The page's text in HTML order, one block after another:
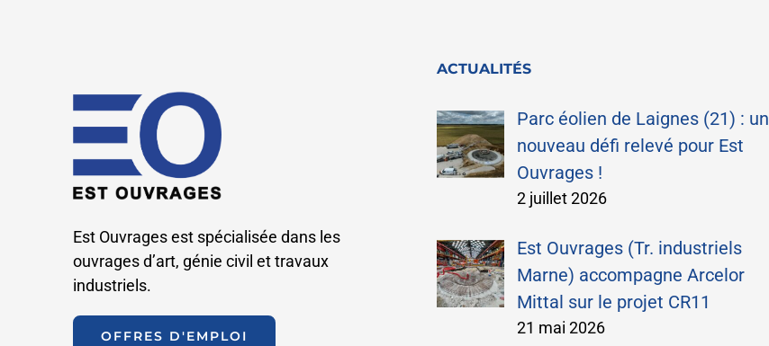
Est Ouvrages est spécialisée dans les
ouvrages d’art, génie civil et travaux
industriels.
OFFRES D'EMPLOI
ACTUALITÉS
Parc éolien de Laignes (21) : un
nouveau défi relevé pour Est
Ouvrages !
2 juillet 2026
Est Ouvrages (Tr. industriels
Marne) accompagne Arcelor
Mittal sur le projet CR11
21 mai 2026